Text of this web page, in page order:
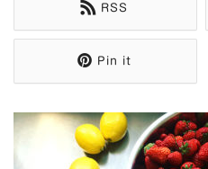
RSS
Pin it